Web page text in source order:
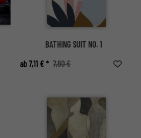
BATHING SUIT NO. 1
ab 7,11 € * 7,90 €